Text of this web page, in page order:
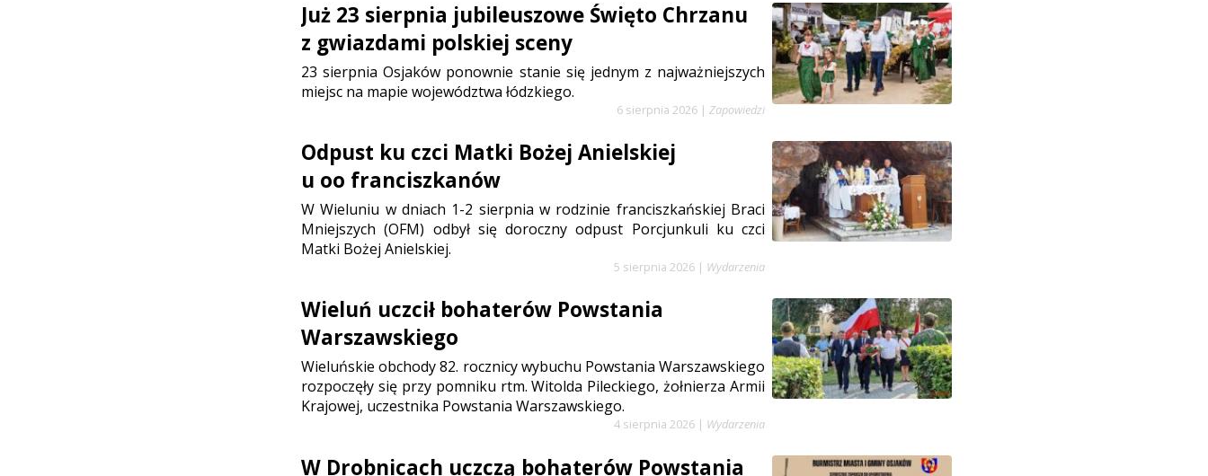
Już 23 sierpnia jubileuszowe Święto Chrzanu
z gwiazdami polskiej sceny
23 sierpnia Osjaków ponownie stanie się jednym z najważniejszych
miejsc na mapie województwa łódzkiego.
6 sierpnia 2026 | Zapowiedzi
Odpust ku czci Matki Bożej Anielskiej
u oo franciszkanów
W Wieluniu w dniach 1-2 sierpnia w rodzinie franciszkańskiej Braci
Mniejszych (OFM) odbył się doroczny odpust Porcjunkuli ku czci
Matki Bożej Anielskiej.
5 sierpnia 2026 | Wydarzenia
Wieluń uczcił bohaterów Powstania
Warszawskiego
Wieluńskie obchody 82. rocznicy wybuchu Powstania Warszawskiego
rozpoczęły się przy pomniku rtm. Witolda Pileckiego, żołnierza Armii
Krajowej, uczestnika Powstania Warszawskiego.
4 sierpnia 2026 | Wydarzenia
W Drobnicach uczczą bohaterów Powstania